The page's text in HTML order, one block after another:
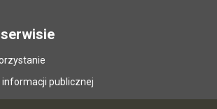
informacji publicznej